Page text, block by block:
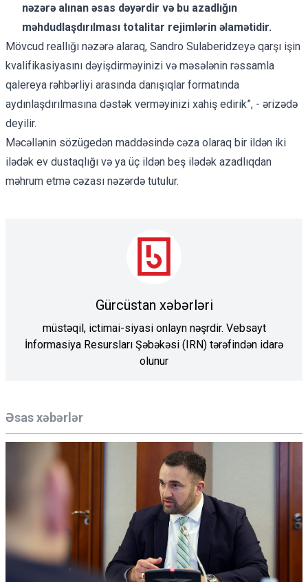
Əsas xəbərlər
nəzərə alınan əsas dəyərdir və bu azadlığın
məhdudlaşdırılması totalitar rejimlərin əlamətidir.
Mövcud reallığı nəzərə alaraq, Sandro Sulaberidzeyə qarşı işin
kvalifikasiyasını dəyişdirməyinizi və məsələnin rəssamla
qalereya rəhbərliyi arasında danışıqlar formatında
aydınlaşdırılmasına dəstək verməyinizi xahiş edirik”, - ərizədə
deyilir.
Məcəllənin sözügedən maddəsində cəza olaraq bir ildən iki
ilədək ev dustaqlığı və ya üç ildən beş ilədək azadlıqdan
məhrum etmə cəzası nəzərdə tutulur.
Gürcüstan xəbərləri
müstəqil, ictimai-siyasi onlayn nəşrdir. Vebsayt
İnformasiya Resursları Şəbəkəsi (IRN) tərəfindən idarə
olunur